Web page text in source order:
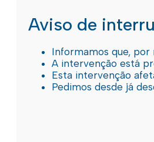
Aviso de
Informamos que,
A intervenção está
Esta intervenção
Pedimos desde já